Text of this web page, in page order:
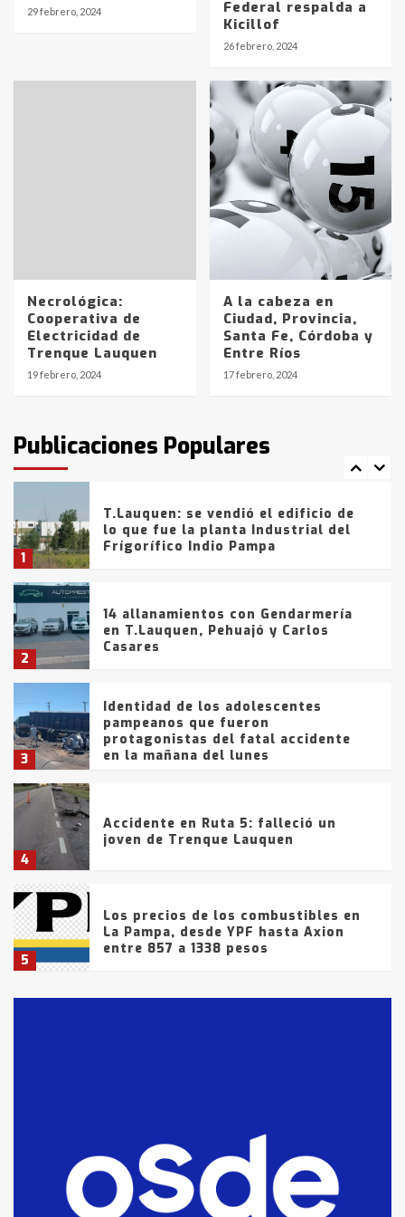
29 febrero, 2024
Federal respalda a
Kicillof
26 febrero, 2024
Necrológica:
Cooperativa de
Electricidad de
Trenque Lauquen
19 febrero, 2024
A la cabeza en
Ciudad, Provincia,
Santa Fe, Córdoba y
Entre Ríos
17 febrero, 2024
Publicaciones Populares
pampeanos que fueron
en la mañana del lunes
Accidente en Ruta 5: falleció un
joven de Trenque Lauquen
Los precios de los combustibles en
La Pampa, desde YPF hasta Axion
La Bolsa de Cereales de Bahía
Blanca anticipa que Agosto vendrá
con lluvias y heladas, en gran parte
de la provincia
fueron detenidos por
comercialización de drogas en la
tarde del sábado
1
T.Lauquen: se vendió el edificio de
lo que fue la planta Industrial del
Frígorífico Indio Pampa
2
14 allanamientos con Gendarmería
en T.Lauquen, Pehuajó y Carlos
Casares
3
Identidad de los adolescentes
pampeanos que fueron
protagonistas del fatal accidente
en la mañana del lunes
4
Accidente en Ruta 5: falleció un
joven de Trenque Lauquen
5
Los precios de los combustibles en
La Pampa, desde YPF hasta Axion
entre 857 a 1338 pesos
fueron detenidos por
comercialización de drogas en la
tarde del sábado